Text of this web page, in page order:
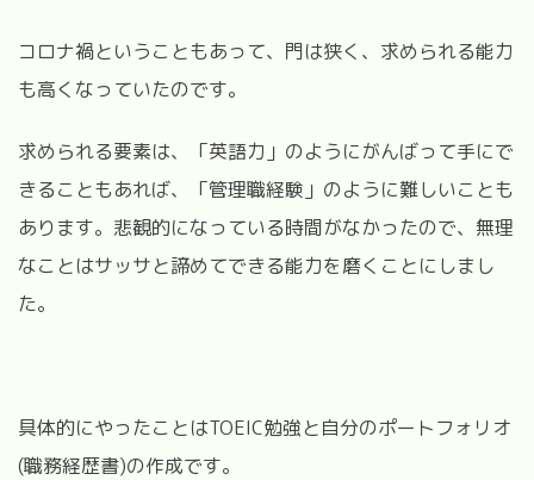
コロナ禍ということもあって、門は狭く、求められる能力
も高くなっていたのです。
求められる要素は、「英語力」のようにがんばって手にで
きることもあれば、「管理職経験」のように難しいことも
あります。悲観的になっている時間がなかったので、無理
なことはサッサと諦めてできる能力を磨くことにしまし
た。
具体的にやったことはTOEIC勉強と自分のポートフォリオ
(職務経歴書)の作成です。